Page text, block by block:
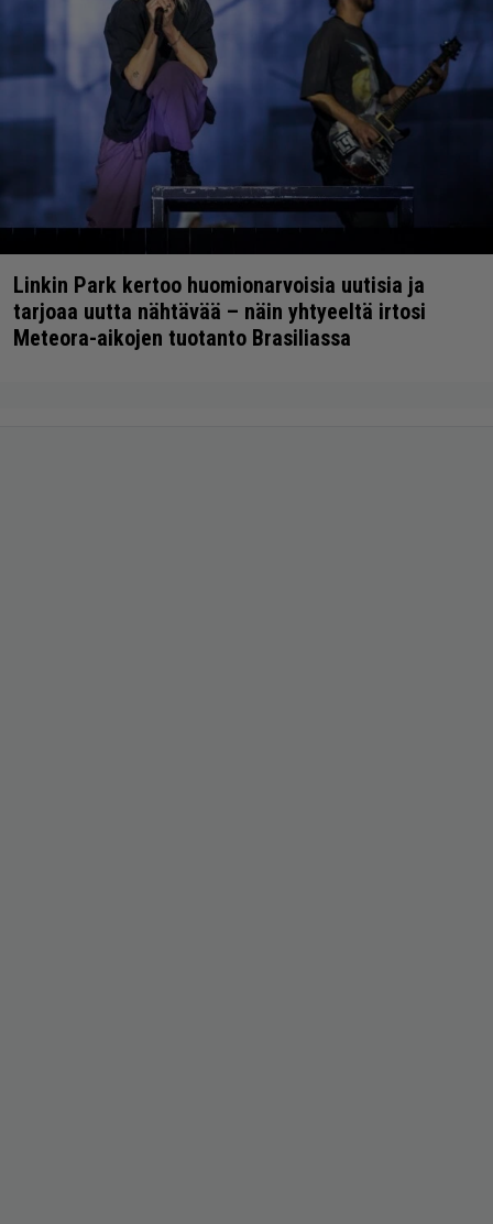
Linkin Park kertoo huomionarvoisia uutisia ja
tarjoaa uutta nähtävää – näin yhtyeeltä irtosi
Meteora-aikojen tuotanto Brasiliassa